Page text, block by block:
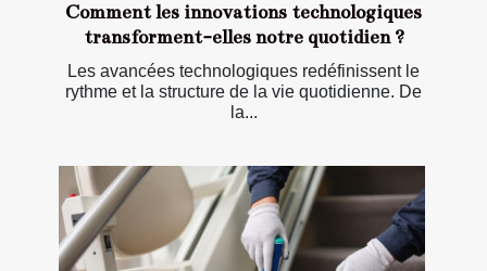
Comment les innovations technologiques
transforment-elles notre quotidien ?
Les avancées technologiques redéfinissent le
rythme et la structure de la vie quotidienne. De
la...